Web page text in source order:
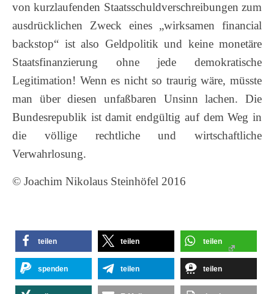
von kurzlaufenden Staatsschuldverschreibungen zum
ausdrücklichen Zweck eines „wirksamen financial
backstop“ ist also Geldpolitik und keine monetäre
Staatsfinanzierung ohne jede demokratische
Legitimation! Wenn es nicht so traurig wäre, müsste
man über diesen unfaßbaren Unsinn lachen. Die
Bundesrepublik ist damit endgültig auf dem Weg in
die völlige rechtliche und wirtschaftliche
Verwahrlosung.
© Joachim Nikolaus Steinhöfel 2016
teilen teilen teilen
spenden teilen teilen